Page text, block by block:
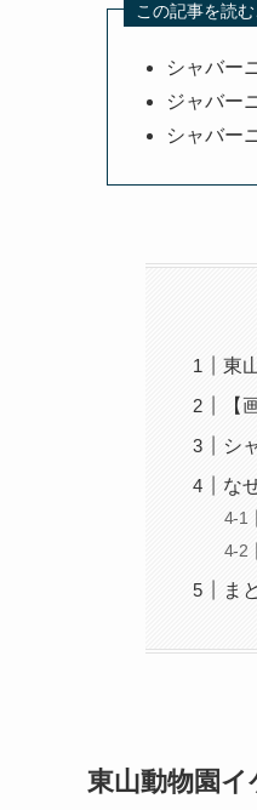
この記事を読
シャバー
ジャバー
シャバー
東
【
シ
な
ま
東山動物園